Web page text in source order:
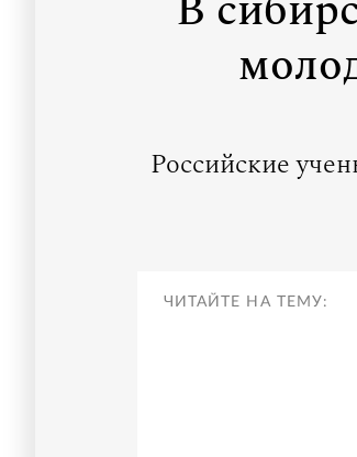
Российские
ЧИТАЙТЕ НА ТЕМУ: